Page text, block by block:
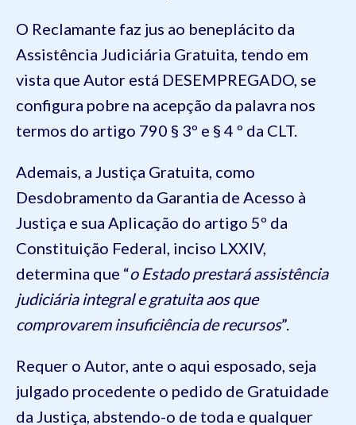
O Reclamante faz jus ao beneplácito da
Assistência Judiciária Gratuita, tendo em
vista que Autor está DESEMPREGADO, se
configura pobre na acepção da palavra nos
termos do artigo 790 § 3º e § 4 º da CLT.
Ademais, a Justiça Gratuita, como
Desdobramento da Garantia de Acesso à
Justiça e sua Aplicação do artigo 5º da
Constituição Federal, inciso LXXIV,
determina que “o Estado prestará assistência
judiciária integral e gratuita aos que
comprovarem insuficiência de recursos”.
Requer o Autor, ante o aqui esposado, seja
julgado procedente o pedido de Gratuidade
da Justiça, abstendo-o de toda e qualquer